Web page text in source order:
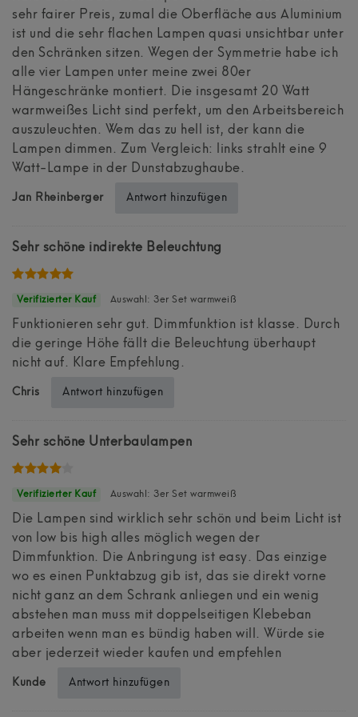
sehr fairer Preis, zumal die Oberfläche aus Aluminium
ist und die sehr flachen Lampen quasi unsichtbar unter
den Schränken sitzen. Wegen der Symmetrie habe ich
alle vier Lampen unter meine zwei 80er
Hängeschränke montiert. Die insgesamt 20 Watt
warmweißes Licht sind perfekt, um den Arbeitsbereich
auszuleuchten. Wem das zu hell ist, der kann die
Lampen dimmen. Zum Vergleich: links strahlt eine 9
Watt-Lampe in der Dunstabzughaube.
Jan Rheinberger Antwort hinzufügen
Sehr schöne indirekte Beleuchtung
Auswahl: 3er Set warmweiß
Funktionieren sehr gut. Dimmfunktion ist klasse. Durch
die geringe Höhe fällt die Beleuchtung überhaupt
nicht auf. Klare Empfehlung.
Chris Antwort hinzufügen
Sehr schöne Unterbaulampen
Auswahl: 3er Set warmweiß
Die Lampen sind wirklich sehr schön und beim Licht ist
von low bis high alles möglich wegen der
Dimmfunktion. Die Anbringung ist easy. Das einzige
wo es einen Punktabzug gib ist, das sie direkt vorne
nicht ganz an dem Schrank anliegen und ein wenig
abstehen man muss mit doppelseitigen Klebeban
arbeiten wenn man es bündig haben will. Würde sie
aber jederzeit wieder kaufen und empfehlen
Kunde Antwort hinzufügen